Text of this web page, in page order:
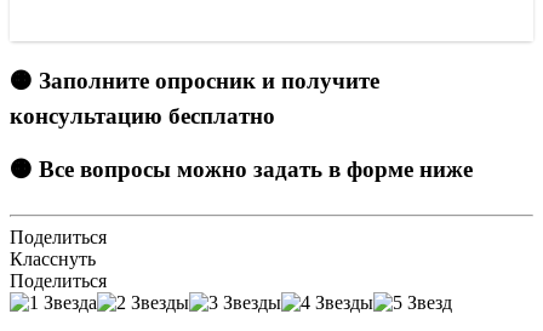
🟠 Заполните опросник и получите
консультацию бесплатно
🟠 Все вопросы можно задать в форме ниже
Поделиться
Класснуть
Поделиться